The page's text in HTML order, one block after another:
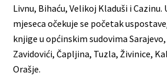
Livnu, Bihaću, Velikoj Kladuši i Cazinu.
mjeseca očekuje se početak
knjige u općinskim sudovima
Zavidovići, Čapljina, Tuzla, Živinice,
Orašje.